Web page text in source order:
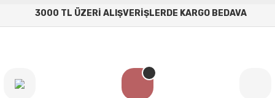
3000 TL ÜZERİ ALIŞVERİŞLERDE KARGO BEDAVA